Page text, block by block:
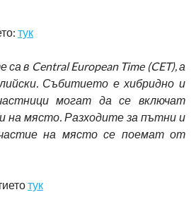
тук
в Central European Time (CET), а
Събитието е хибридно и
могат да се включат
на място. Разходите за пътни и
на място се поемат от
тук